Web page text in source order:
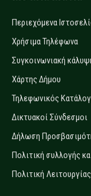
Περιεχόμενα
Χρήσιμα Τηλέφωνα
Συγκοινωνιακή
Χάρτης Δήμου
Τηλεφωνικός
Δικτυακοί Σύνδεσμοι
Δήλωση
Πολιτική συλλογής
Πολιτική